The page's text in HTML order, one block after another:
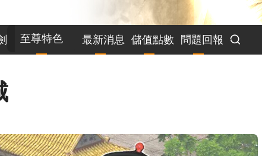
至尊特色 最新消息 儲值點數 問題回報